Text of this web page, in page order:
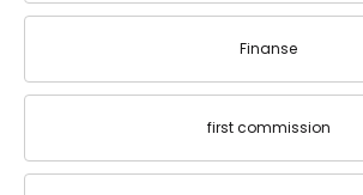
Finanse
first commission